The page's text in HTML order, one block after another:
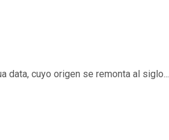
data, cuyo origen se remonta al siglo...